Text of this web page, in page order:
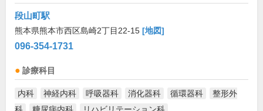
段山町駅
熊本県熊本市西区島崎2丁目22-15 [地図]
096-354-1731
診療科目
内科 神経内科 呼吸器科 消化器科 循環器科
整形外